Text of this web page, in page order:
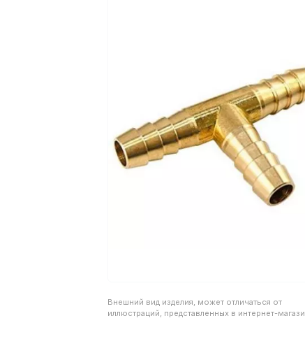
Внешний вид изделия, может отличаться от
иллюстраций, представленных в интернет-